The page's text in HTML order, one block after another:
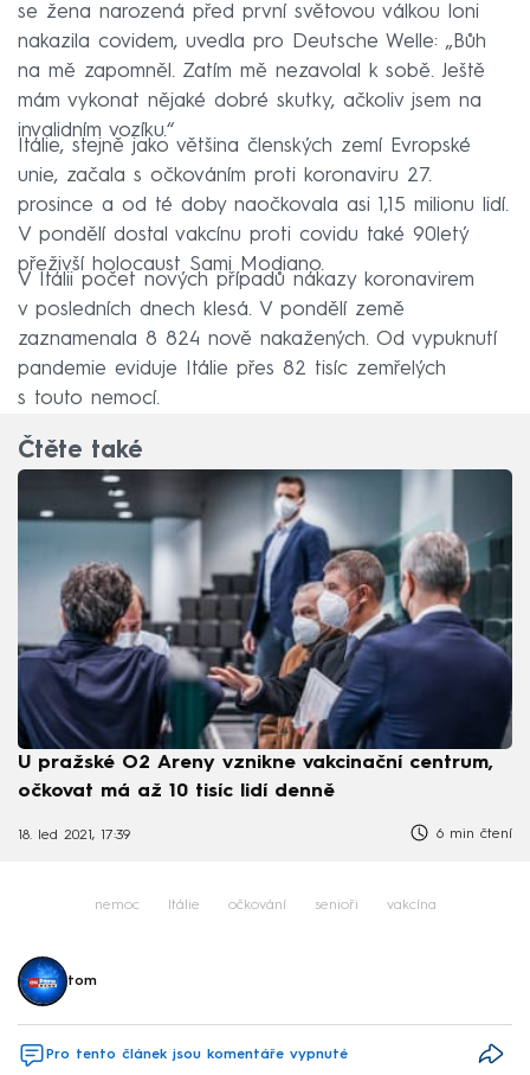
se žena narozená před první světovou válkou loni
nakazila covidem, uvedla pro Deutsche Welle: „Bůh
na mě zapomněl. Zatím mě nezavolal k sobě. Ještě
mám vykonat nějaké dobré skutky, ačkoliv jsem na
invalidním vozíku.“
Itálie, stejně jako většina členských zemí Evropské
unie, začala s očkováním proti koronaviru 27.
prosince a od té doby naočkovala asi 1,15 milionu lidí.
V pondělí dostal vakcínu proti covidu také 90letý
přeživší holocaust Sami Modiano.
V Itálii počet nových případů nákazy koronavirem
v posledních dnech klesá. V pondělí země
zaznamenala 8 824 nově nakažených. Od vypuknutí
pandemie eviduje Itálie přes 82 tisíc zemřelých
s touto nemocí.
Čtěte také
U pražské O2 Areny vznikne vakcinační centrum,
očkovat má až 10 tisíc lidí denně
18. led 2021, 17:39 6 min čtení
nemoc Itálie očkování senioři vakcína
tom
Pro tento článek jsou komentáře vypnuté